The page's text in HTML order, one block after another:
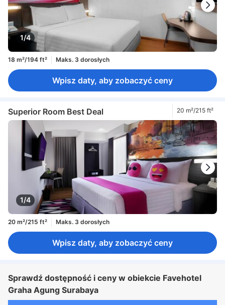
1/4
18 m²/194 ft² Maks. 3 dorosłych
Wpisz daty, aby zobaczyć ceny
Superior Room Best Deal 20 m²/215 ft²
1/4
20 m²/215 ft² Maks. 3 dorosłych
Wpisz daty, aby zobaczyć ceny
Sprawdź dostępność i ceny w obiekcie Favehotel
Graha Agung Surabaya